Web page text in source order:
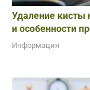
Удаление кисты
и особенности
Информация